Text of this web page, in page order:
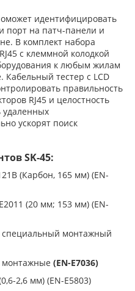
идентифицировать
порт на патч-панели и
В комплект набора
с клеммной колодкой
к любым жилам
Кабельный тестер c LCD
правильность
RJ45 и целостность
ускорят поиск
SK-45:
(Карбон, 165 мм) (EN-
(20 мм; 153 мм) (EN-
специальный монтажный
монтажные (EN-E7036)
2,6 мм) (EN-E5803)